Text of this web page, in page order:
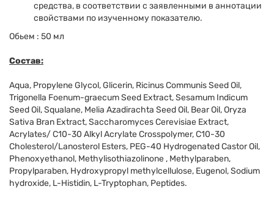
средства, в соответствии с заявленными в аннотации
свойствами по изученному показателю.
Обьем : 50 мл ​​
Состав:
Aqua, Propylene Glycol, Glicerin, Ricinus Communis Seed Oil,
Trigonella Foenum-graecum Seed Extract, Sesamum Indicum
Seed Oil, Squalane, Melia Azadirachta Seed Oil, Bear Oil, Oryza
Sativa Bran Extract, Saccharomyces Cerevisiae Extract,
Acrylates/ C10-30 Alkyl Acrylate Crosspolymer, C10-30
Cholesterol/Lanosterol Esters, PEG-40 Hydrogenated Castor Oil,
Phenoxyethanol, Methylisothiazolinone , Methylрaraben,
Propylparaben, Нydroxypropyl methylcellulose, Eugenol, Sodium
hydroxide, L-Histidin, L-Tryptophan, Peptides.